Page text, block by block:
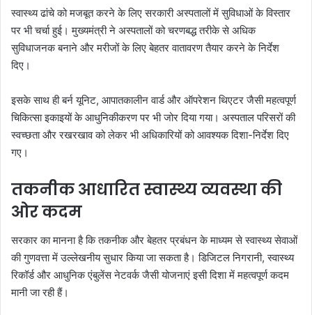
स्वास्थ्य ढांचे को मजबूत करने के लिए सरकारी अस्पतालों में सुविधाओं के विस्तार
पर भी चर्चा हुई। मुख्यमंत्री ने अस्पतालों को चरणबद्ध तरीके से अधिक
सुविधाजनक बनाने और मरीजों के लिए बेहतर वातावरण तैयार करने के निर्देश
दिए।
इसके साथ ही बर्न यूनिट, आपातकालीन वार्ड और ऑपरेशन थिएटर जैसी महत्वपूर्ण
चिकित्सा इकाइयों के आधुनिकीकरण पर भी जोर दिया गया। अस्पताल परिसरों की
स्वच्छता और रखरखाव को लेकर भी अधिकारियों को आवश्यक दिशा-निर्देश दिए
गए।
तकनीक आधारित स्वास्थ्य व्यवस्था की
ओर कदम
सरकार का मानना है कि तकनीक और बेहतर प्रबंधन के माध्यम से स्वास्थ्य सेवाओं
की गुणवत्ता में उल्लेखनीय सुधार किया जा सकता है। डिजिटल निगरानी, स्वास्थ्य
रिकॉर्ड और आधुनिक एंबुलेंस नेटवर्क जैसी योजनाएं इसी दिशा में महत्वपूर्ण कदम
मानी जा रही हैं।